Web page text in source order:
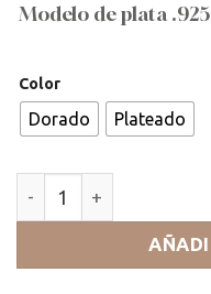
Modelo de plata
Color
Dorado Plateado